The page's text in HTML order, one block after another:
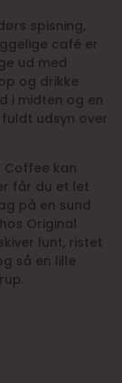
spisning,
café er
ud med
og drikke
i midten og en
udsyn over
Coffee kan
får du et let
på en sund
Original
lunt, ristet
så en lille